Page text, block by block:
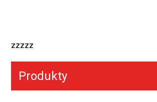
zzzzz
Produkty